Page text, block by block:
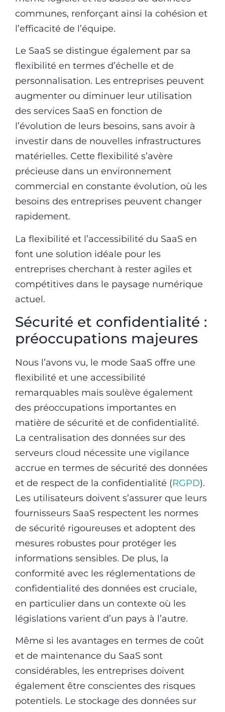
communes, renforçant ainsi la cohésion et
l’efficacité de l’équipe.
Le SaaS se distingue également par sa
flexibilité en termes d’échelle et de
personnalisation. Les entreprises peuvent
augmenter ou diminuer leur utilisation
des services SaaS en fonction de
l’évolution de leurs besoins, sans avoir à
investir dans de nouvelles infrastructures
matérielles. Cette flexibilité s’avère
précieuse dans un environnement
commercial en constante évolution, où les
besoins des entreprises peuvent changer
rapidement.
La flexibilité et l’accessibilité du SaaS en
font une solution idéale pour les
entreprises cherchant à rester agiles et
compétitives dans le paysage numérique
actuel.
Sécurité et confidentialité :
préoccupations majeures
Nous l’avons vu, le mode SaaS offre une
flexibilité et une accessibilité
remarquables mais soulève également
des préoccupations importantes en
matière de sécurité et de confidentialité.
La centralisation des données sur des
serveurs cloud nécessite une vigilance
accrue en termes de sécurité des données
et de respect de la confidentialité (RGPD).
Les utilisateurs doivent s’assurer que leurs
fournisseurs SaaS respectent les normes
de sécurité rigoureuses et adoptent des
mesures robustes pour protéger les
informations sensibles. De plus, la
conformité avec les réglementations de
confidentialité des données est cruciale,
en particulier dans un contexte où les
législations varient d’un pays à l’autre.
Même si les avantages en termes de coût
et de maintenance du SaaS sont
considérables, les entreprises doivent
également être conscientes des risques
potentiels. Le stockage des données sur